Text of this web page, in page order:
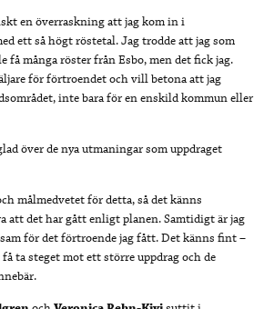
en överraskning att jag kom in i
ett så högt röstetal. Jag trodde att jag som
få många röster från Esbo, men det fick jag.
för förtroendet och vill betona att jag
inte bara för en enskild kommun eller
över de nya utmaningar som uppdraget
målmedvetet för detta, så det känns
att det har gått enligt planen. Samtidigt är jag
för det förtroende jag fått. Det känns fint –
ta steget mot ett större uppdrag och de